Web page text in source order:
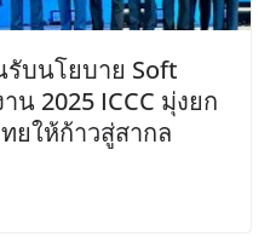
บนโยบาย Soft
น 2025 ICCC มุ่งยก
ยให้ก้าวสู่สากล